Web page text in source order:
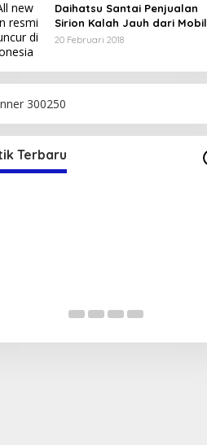
Daihatsu Santai Penjualan
Sirion Kalah Jauh dari Mobil
LCGC
20 Februari 2018
Terbaru